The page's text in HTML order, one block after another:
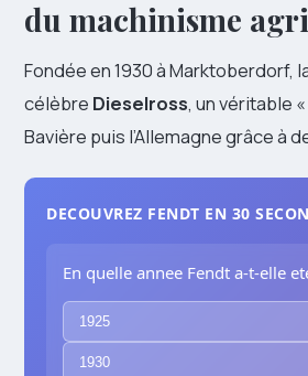
du machinisme
Fondée en 1930 à Marktoberdorf,
célèbre Dieselross, un véritable
Bavière puis l’Allemagne grâce à
DECOUVREZ FENDT EN 30
En quelle annee Fendt a-t-elle
1925
1930